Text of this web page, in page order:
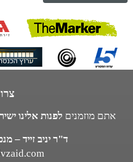
אתם מוזמנים לפנות אלינו
ד"ר יניב זייד –